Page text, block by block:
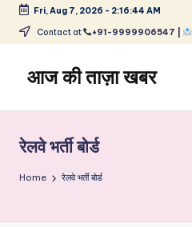
Skip
content
Fri, Aug 7, 2026 - 2:16:45 AM
Contact at +91-9999906547 |
आज की ताज़ा खबर
ताज़ा
समाचार
–
रेलवे भर्ती बोर्ड
Home रेलवे भर्ती बोर्ड